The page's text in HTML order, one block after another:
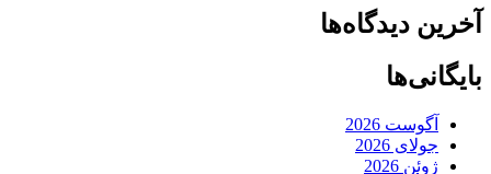
آخرین دیدگاه‌ها
بایگانی‌ها
آگوست 2026
جولای 2026
ژوئن 2026